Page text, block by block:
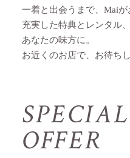
一着と出会うまで、 Maiが
充実した特典とレンタル
あなたの味方に。
お近くのお店で、お待ち
SPECIAL
OFFER